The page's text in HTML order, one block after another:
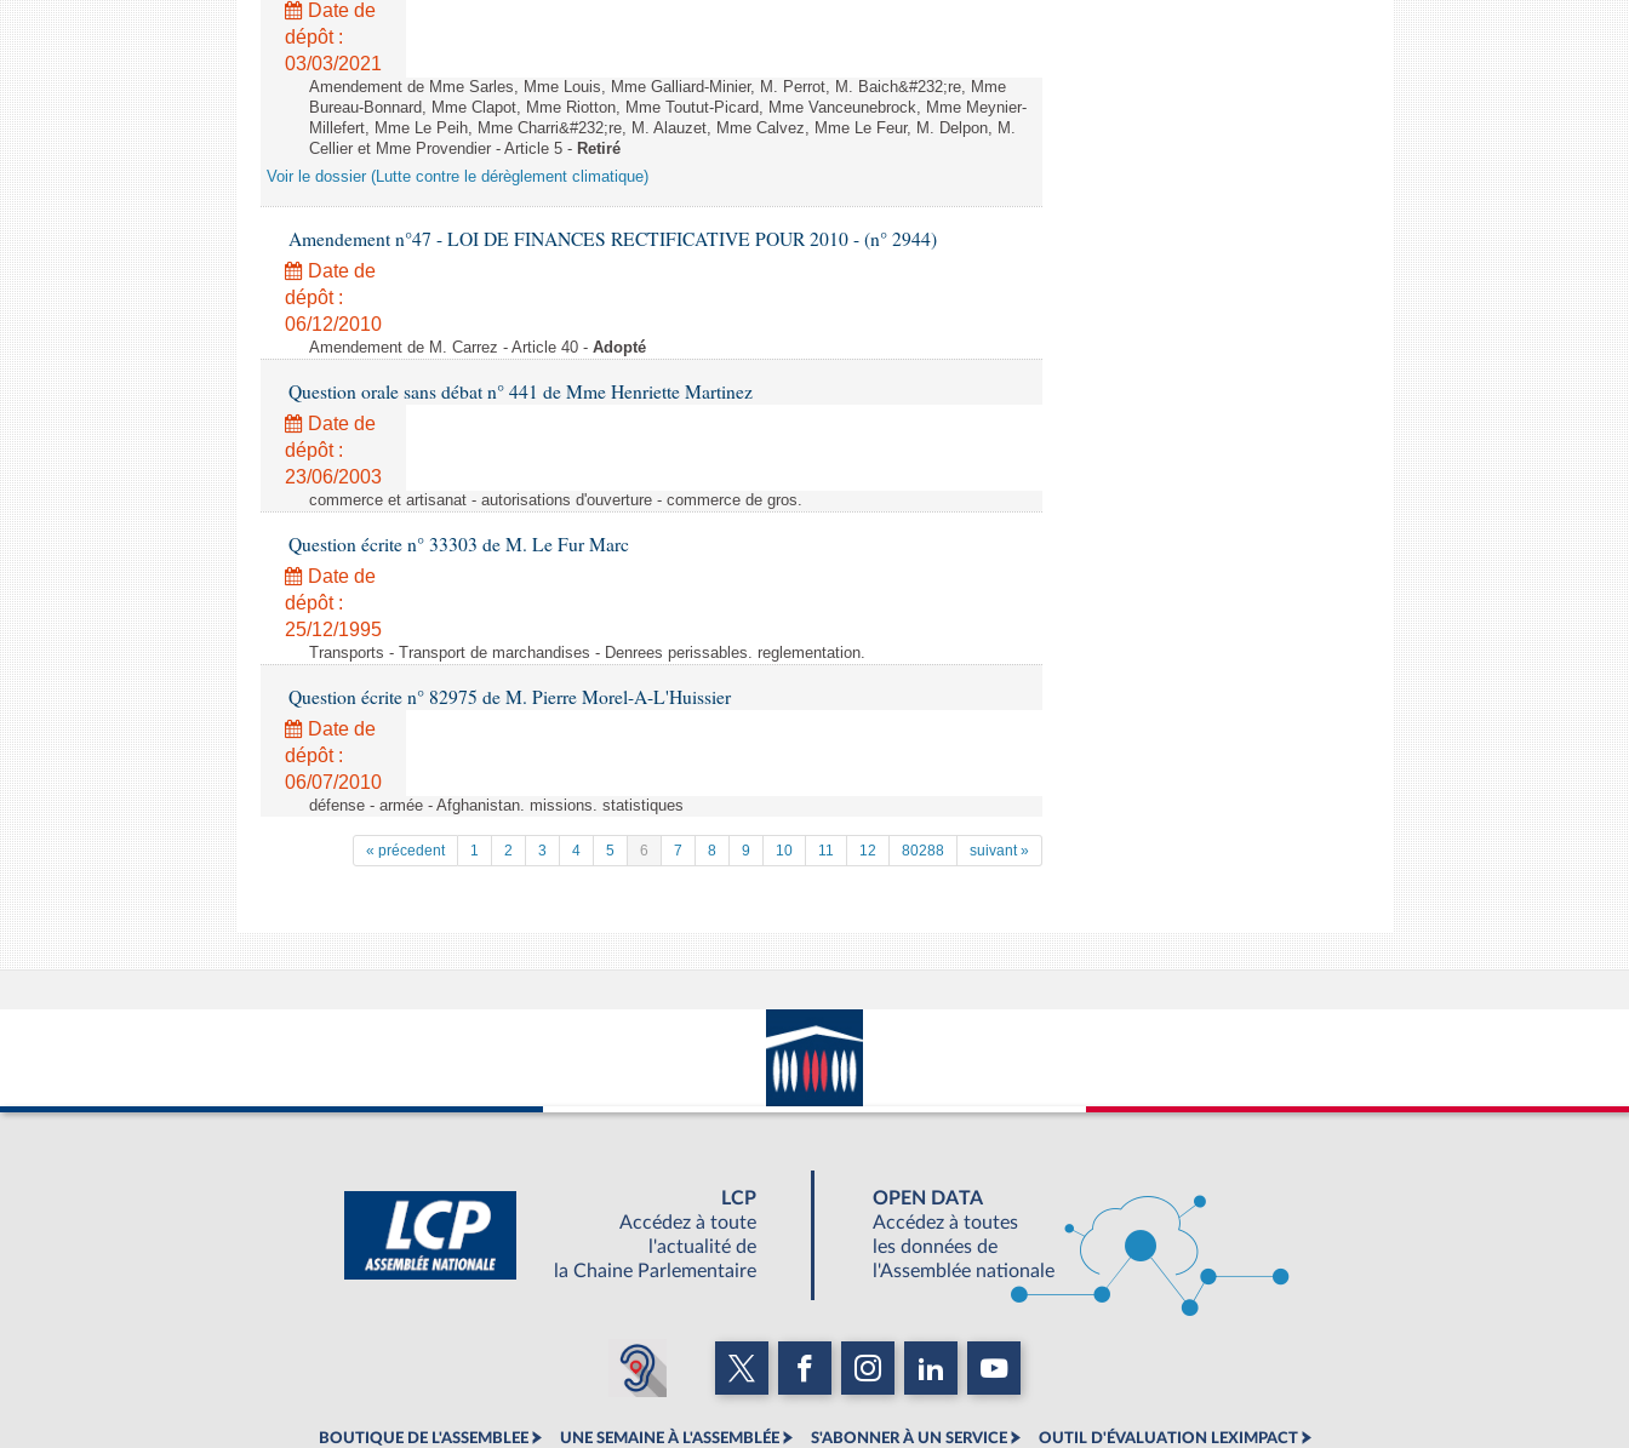
Date de
dépôt :
03/03/2021
Amendement de Mme Sarles, Mme Louis, Mme Galliard-Minier, M. Perrot, M. Baich&#232;re, Mme
Bureau-Bonnard, Mme Clapot, Mme Riotton, Mme Toutut-Picard, Mme Vanceunebrock, Mme Meynier-
Millefert, Mme Le Peih, Mme Charri&#232;re, M. Alauzet, Mme Calvez, Mme Le Feur, M. Delpon, M.
Cellier et Mme Provendier - Article 5 - Retiré
Voir le dossier (Lutte contre le dérèglement climatique)
Amendement n°47 - LOI DE FINANCES RECTIFICATIVE POUR 2010 - (n° 2944)
Date de
dépôt :
06/12/2010
Amendement de M. Carrez - Article 40 - Adopté
Question orale sans débat n° 441 de Mme Henriette Martinez
Date de
dépôt :
23/06/2003
commerce et artisanat - autorisations d'ouverture - commerce de gros.
Question écrite n° 33303 de M. Le Fur Marc
Date de
dépôt :
25/12/1995
Transports - Transport de marchandises - Denrees perissables. reglementation.
Question écrite n° 82975 de M. Pierre Morel-A-L'Huissier
Date de
dépôt :
06/07/2010
défense - armée - Afghanistan. missions. statistiques
« précedent 1 2 3 4 5 6 7 8 9 10 11 12 80288 suivant »
LCP
Accédez à toute
l'actualité de
la Chaine Parlementaire
OPEN DATA
Accédez à toutes
les données de
l'Assemblée nationale
BOUTIQUE DE L'ASSEMBLEE UNE SEMAINE À L'ASSEMBLÉE S'ABONNER À UN SERVICE OUTIL D'ÉVALUATION LEXIMPACT